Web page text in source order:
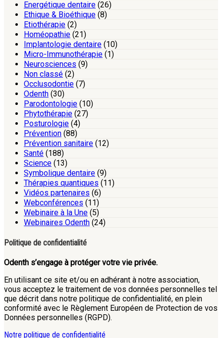
Energétique dentaire (26)
Ethique & Bioéthique (8)
Etiothérapie (2)
Homéopathie (21)
Implantologie dentaire (10)
Micro-Immunothérapie (1)
Neurosciences (9)
Non classé (2)
Occlusodontie (7)
Odenth (30)
Parodontologie (10)
Phytothérapie (27)
Posturologie (4)
Prévention (88)
Prévention sanitaire (12)
Santé (188)
Science (13)
Symbolique dentaire (9)
Thérapies quantiques (11)
Vidéos partenaires (6)
Webconférences (11)
Webinaire à la Une (5)
Webinaires Odenth (24)
Politique de confidentialité
Odenth s’engage à protéger votre vie privée.
En utilisant ce site et/ou en adhérant à notre association,
vous acceptez le traitement de vos données personnelles tel
que décrit dans notre politique de confidentialité, en plein
conformité avec le Règlement Européen de Protection de vos
Données personnelles (RGPD).
Notre politique de confidentialité